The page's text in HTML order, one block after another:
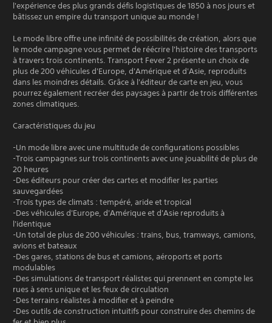
l'expérience des plus grands défis logistiques de 1850 à nos jours et
bâtissez un empire du transport unique au monde !
Le mode libre offre une infinité de possibilités de création, alors que
le mode campagne vous permet de réécrire l'histoire des transports
à travers trois continents. Transport Fever 2 présente un choix de
plus de 200 véhicules d'Europe, d'Amérique et d'Asie, reproduits
dans les moindres détails. Grâce à l'éditeur de carte en jeu, vous
pourrez également recréer des paysages à partir de trois différentes
zones climatiques.
Caractéristiques du jeu
-Un mode libre avec une multitude de configurations possibles
-Trois campagnes sur trois continents avec une jouabilité de plus de
20 heures
-Des éditeurs pour créer des cartes et modifier les parties
sauvegardées
-Trois types de climats : tempéré, aride et tropical
-Des véhicules d'Europe, d'Amérique et d'Asie reproduits à
l'identique
-Un total de plus de 200 véhicules : trains, bus, tramways, camions,
avions et bateaux
-Des gares, stations de bus et camions, aéroports et ports
modulables
-Des simulations de transport réalistes qui prennent en compte les
rues à sens unique et les feux de circulation
-Des terrains réalistes à modifier et à peindre
-Des outils de construction intuitifs pour construire des chemins de